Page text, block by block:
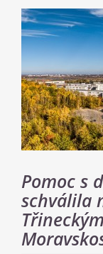
Pomoc s
schválila